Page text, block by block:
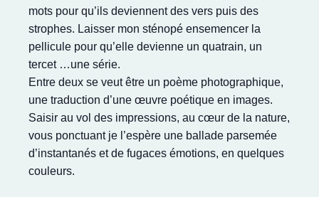
mots pour qu’ils deviennent des vers puis des
strophes. Laisser mon sténopé ensemencer la
pellicule pour qu’elle devienne un quatrain, un
tercet …une série.​
Entre deux se veut être un poème photographique,
une traduction d’une œuvre poétique en images.
Saisir au vol des impressions, au cœur de la nature,
vous ponctuant je l’espère une ballade parsemée
d’instantanés et de fugaces émotions, en quelques
couleurs.